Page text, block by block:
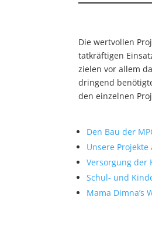
Die wertvollen
tatkräftigen
zielen vor allem
dringend
den einzelnen
Den Bau der
Unsere
Versorgung
Schul- und
Mama Dimna’s